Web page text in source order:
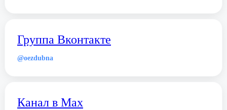
Группа Вконтакте
@oezdubna
Канал в Max